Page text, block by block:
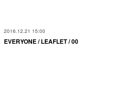
2016.12.21 15:00
EVERYONE / LEAFLET / 00